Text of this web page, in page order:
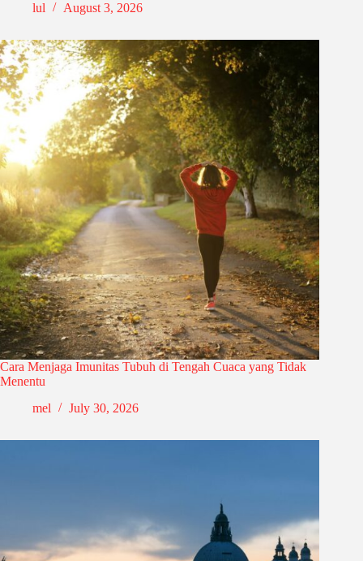
lul
August 3, 2026
Cara Menjaga Imunitas Tubuh di Tengah Cuaca yang Tidak
Menentu
mel
July 30, 2026